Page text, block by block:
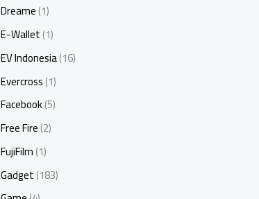
Dreame(1)
E-Wallet(1)
EV Indonesia(16)
Evercross(1)
Facebook(5)
Free Fire(2)
FujiFilm(1)
Gadget(183)